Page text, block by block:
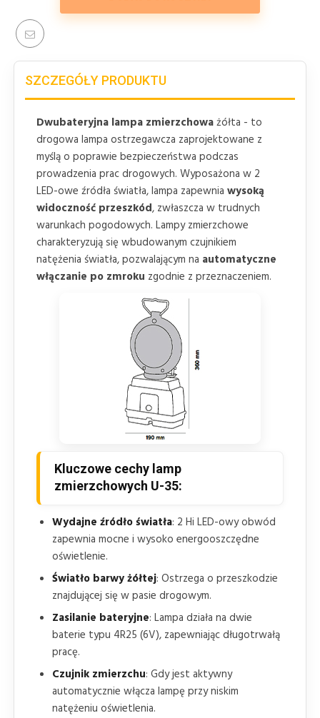
SZCZEGÓŁY PRODUKTU
Dwubateryjna lampa zmierzchoważółta - to
drogowa lampa ostrzegawcza zaprojektowane z
myślą o poprawie bezpieczeństwa podczas
prowadzenia prac drogowych. Wyposażona w 2
LED-owe źródła światła, lampa zapewnia wysoką
widoczność przeszkód, zwłaszcza w trudnych
warunkach pogodowych. Lampy zmierzchowe
charakteryzują się wbudowanym czujnikiem
natężenia światła, pozwalającym na automatyczne
włączanie po zmroku zgodnie z przeznaczeniem.
Kluczowe cechy lamp
zmierzchowych U-35:
Wydajne źródło światła: 2 Hi LED-owy obwód
zapewnia mocne i wysoko energooszczędne
oświetlenie.
Światło barwy żółtej: Ostrzega o przeszkodzie
znajdującej się w pasie drogowym.
Zasilanie bateryjne: Lampa działa na dwie
baterie typu 4R25 (6V), zapewniając długotrwałą
pracę.
Czujnik zmierzchu: Gdy jest aktywny
automatycznie włącza lampę przy niskim
natężeniu oświetlenia.